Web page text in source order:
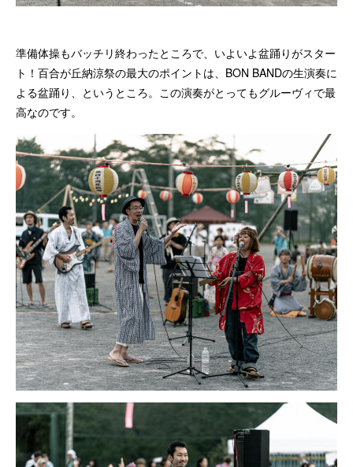
準備体操もバッチリ終わったところで、いよいよ盆踊りがスター
ト！百合が丘納涼祭の最大のポイントは、BON BANDの生演奏に
よる盆踊り、というところ。この演奏がとってもグルーヴィで最
高なのです。